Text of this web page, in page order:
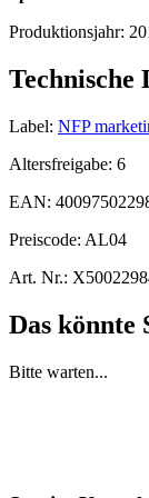
Produktionsjahr:
Technische
Label: NFP
Altersfreigabe: 6
EAN:
Preiscode: AL04
Art. Nr.:
Das könnte
Bitte warten...